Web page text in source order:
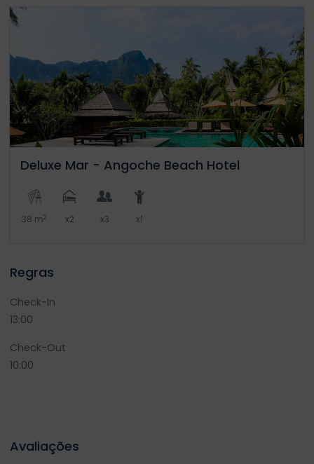
Deluxe Mar - Angoche Beach Hotel
38 m2 x2 x3 x1
Regras
Check-In
13:00
Check-Out
10:00
Avaliações